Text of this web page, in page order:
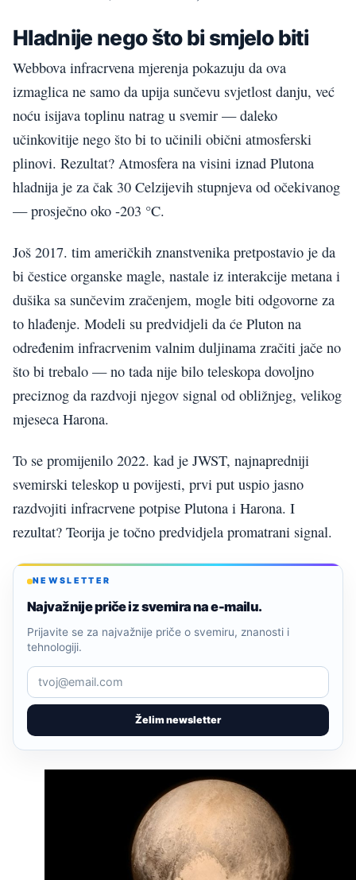
Hladnije nego što bi smjelo biti
Webbova infracrvena mjerenja pokazuju da ova
izmaglica ne samo da upija sunčevu svjetlost danju, već
noću isijava toplinu natrag u svemir — daleko
učinkovitije nego što bi to učinili obični atmosferski
plinovi. Rezultat? Atmosfera na visini iznad Plutona
hladnija je za čak 30 Celzijevih stupnjeva od očekivanog
— prosječno oko -203 °C.
Još 2017. tim američkih znanstvenika pretpostavio je da
bi čestice organske magle, nastale iz interakcije metana i
dušika sa sunčevim zračenjem, mogle biti odgovorne za
to hlađenje. Modeli su predvidjeli da će Pluton na
određenim infracrvenim valnim duljinama zračiti jače no
što bi trebalo — no tada nije bilo teleskopa dovoljno
preciznog da razdvoji njegov signal od obližnjeg, velikog
mjeseca Harona.
To se promijenilo 2022. kad je JWST, najnapredniji
svemirski teleskop u povijesti, prvi put uspio jasno
razdvojiti infracrvene potpise Plutona i Harona. I
rezultat? Teorija je točno predvidjela promatrani signal.
NEWSLETTER
Najvažnije priče iz svemira na e-mailu.
Želim newsletter
Prijavite se za najvažnije priče o svemiru, znanosti i
tehnologiji.